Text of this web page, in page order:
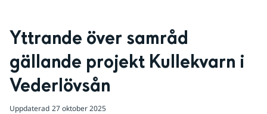
Yttrande över samråd
gällande projekt Kullekvarn i
Vederlövsån
Uppdaterad 27 oktober 2025